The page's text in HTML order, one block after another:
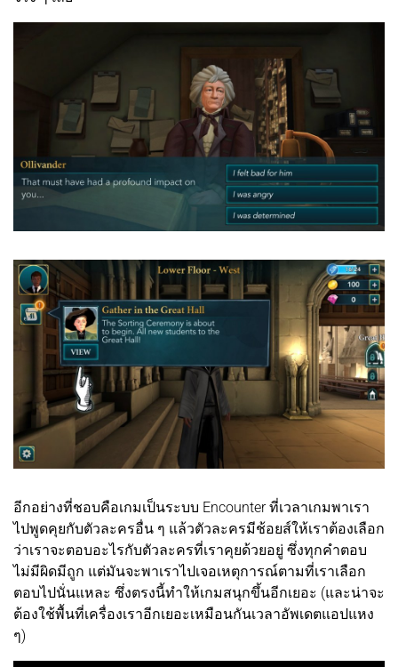
อีกอย่างที่ชอบคือเกมเป็นระบบ Encounter ที่เวลาเกมพาเรา
ไปพูดคุยกับตัวละครอื่น ๆ แล้วตัวละครมีช้อยส์ให้เราต้องเลือก
ว่าเราจะตอบอะไรกับตัวละครที่เราคุยด้วยอยู่ ซึ่งทุกคำตอบ
ไม่มีผิดมีถูก แต่มันจะพาเราไปเจอเหตุการณ์ตามที่เราเลือก
ตอบไปนั่นแหละ ซึ่งตรงนี้ทำให้เกมสนุกขึ้นอีกเยอะ (และน่าจะ
ต้องใช้พื้นที่เครื่องเราอีกเยอะเหมือนกันเวลาอัพเดตแอปแหง
ๆ)